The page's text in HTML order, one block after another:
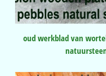
oud werkblad van